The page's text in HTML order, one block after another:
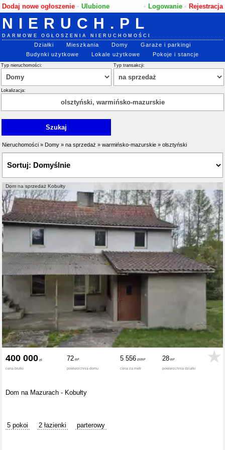
Dodaj nowe ogłoszenie •Ulubione • Logowanie• Rejestracja
NIERUCH.PL
DARMOWE OGŁOSZENIA NIERUCHOMOŚCI
Działki Mieszkania Domy
Garaże i parkingi
Budynki użytkowe
Lokale użytkowe Pokoje i stancje
Typ nieruchomości: Typ transakcji:
Lokalizacja:
Nieruchomości » Domy »na sprzedaż »warmińsko-mazurskie »olsztyński
Dom na sprzedaż Kobułty
400 000
cena brutto
72
powierzchnia domu
5 556
cena za metr
28
powierzchnia działki
Dom na Mazurach - Kobułty
5 pokoi 2 łazienki parterowy